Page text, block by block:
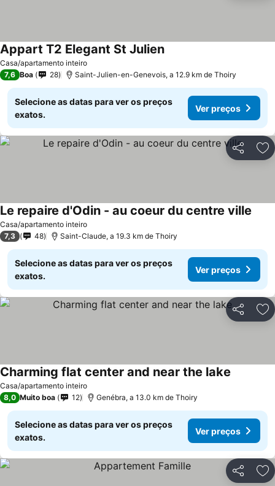
Casa/apartamento inteiro
Appart T2 Elegant St Julien
7,6 Boa 28 Saint-Julien-en-Genevois, a 12.9 km de Thoiry
Selecione as datas para ver os preços
exatos.
Ver preços
Partilhar
Casa/apartamento inteiro
Le repaire d'Odin - au coeur du centre ville
7,3 48 Saint-Claude, a 19.3 km de Thoiry
Selecione as datas para ver os preços
exatos.
Ver preços
Partilhar
Casa/apartamento inteiro
Charming flat center and near the lake
8,0 Muito boa 12 Genébra, a 13.0 km de Thoiry
Selecione as datas para ver os preços
exatos.
Ver preços
Partilhar